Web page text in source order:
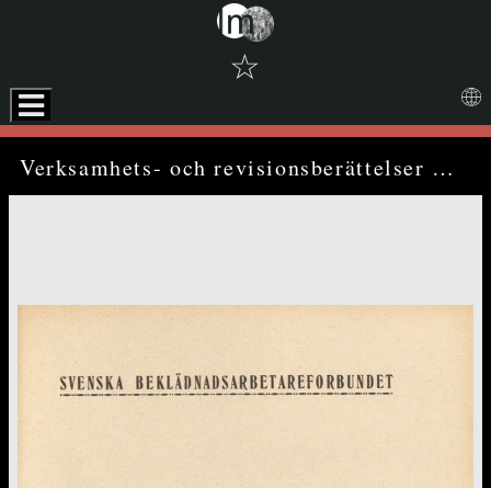
☆
Media Viewer Verksamhets- och revisionsberättelser för år 1936